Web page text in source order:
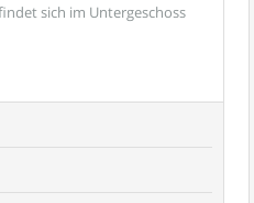
sich im Untergeschoss